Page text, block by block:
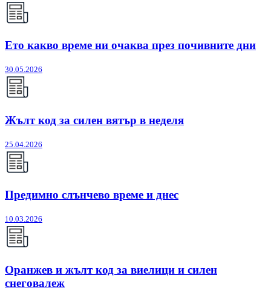
Ето какво време ни очаква през почивните дни
30.05.2026
Жълт код за силен вятър в неделя
25.04.2026
Предимно слънчево време и днес
10.03.2026
Оранжев и жълт код за виелици и силен
снеговалеж